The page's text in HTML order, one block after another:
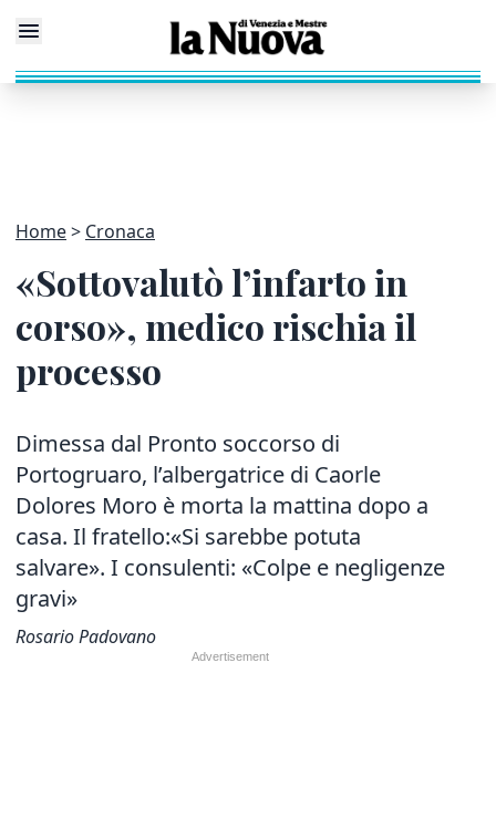
Home Cronaca
«Sottovalutò l’infarto in
corso», medico rischia il
processo
Dimessa dal Pronto soccorso di
Portogruaro, l’albergatrice di Caorle
Dolores Moro è morta la mattina dopo a
casa. Il fratello:«Si sarebbe potuta
salvare». I consulenti: «Colpe e negligenze
gravi»
Rosario Padovano